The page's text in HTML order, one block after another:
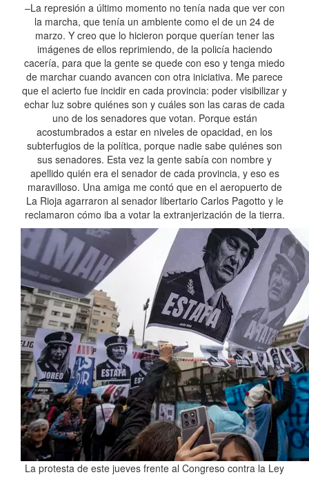
–La represión a último momento no tenía nada que ver con
la marcha, que tenía un ambiente como el de un 24 de
marzo. Y creo que lo hicieron porque querían tener las
imágenes de ellos reprimiendo, de la policía haciendo
cacería, para que la gente se quede con eso y tenga miedo
de marchar cuando avancen con otra iniciativa. Me parece
que el acierto fue incidir en cada provincia: poder visibilizar y
echar luz sobre quiénes son y cuáles son las caras de cada
uno de los senadores que votan. Porque están
acostumbrados a estar en niveles de opacidad, en los
subterfugios de la política, porque nadie sabe quiénes son
sus senadores. Esta vez la gente sabía con nombre y
apellido quién era el senador de cada provincia, y eso es
maravilloso. Una amiga me contó que en el aeropuerto de
La Rioja agarraron al senador libertario Carlos Pagotto y le
reclamaron cómo iba a votar la extranjerización de la tierra.
La protesta de este jueves frente al Congreso contra la Ley